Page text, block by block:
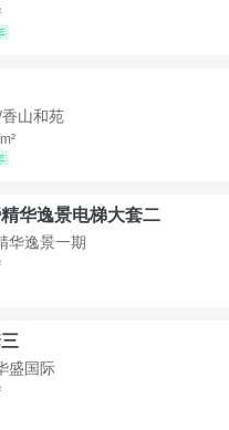
山和苑
华逸景电梯大套二
华逸景一期
盛国际